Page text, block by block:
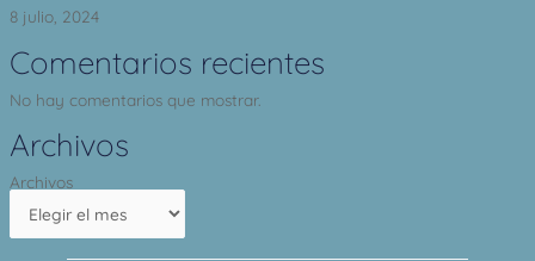
8 julio, 2024
Comentarios recientes
No hay comentarios que mostrar.
Archivos
Archivos